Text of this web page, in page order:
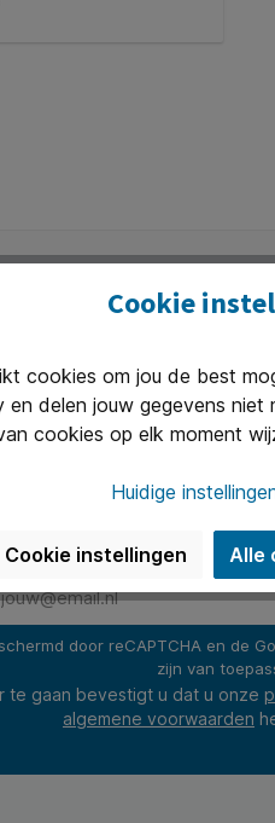
8.30 tot 17.00 te woord per
nieuws.
mailadres*
door reCAPTCHA en de
zijn van
te gaan bevestigt u dat u onze
algemene voorwaarden
Cookie
cookies om jou de best
en delen jouw gegevens
cookies op elk moment
Huidige
Cookie instellingen Alle